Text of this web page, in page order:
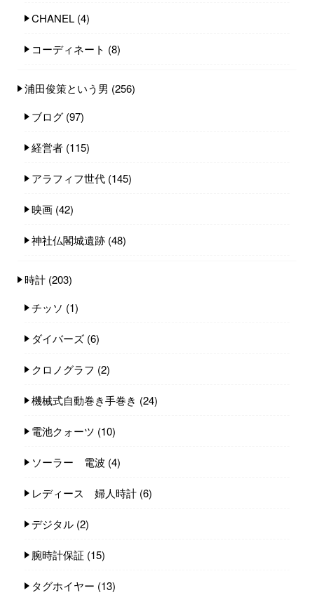
CHANEL (4)
コーディネート (8)
浦田俊策という男 (256)
ブログ (97)
経営者 (115)
アラフィフ世代 (145)
映画 (42)
神社仏閣城遺跡 (48)
時計 (203)
チッソ (1)
ダイバーズ (6)
クロノグラフ (2)
機械式自動巻き手巻き (24)
電池クォーツ (10)
ソーラー 電波 (4)
レディース 婦人時計 (6)
デジタル (2)
腕時計保証 (15)
タグホイヤー (13)